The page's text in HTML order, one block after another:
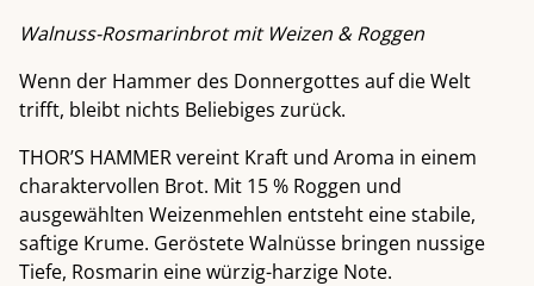
Walnuss-Rosmarinbrot mit Weizen & Roggen
Wenn der Hammer des Donnergottes auf die Welt
trifft, bleibt nichts Beliebiges zurück.
THOR’S HAMMER vereint Kraft und Aroma in einem
charaktervollen Brot. Mit 15 % Roggen und
ausgewählten Weizenmehlen entsteht eine stabile,
saftige Krume. Geröstete Walnüsse bringen nussige
Tiefe, Rosmarin eine würzig-harzige Note.